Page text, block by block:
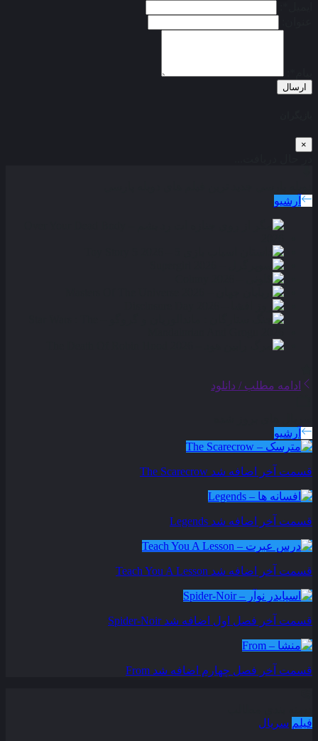
ارسال
×
آرشیو
ادامه مطلب / دانلود
آرشیو
قسمت آخر اضافه شد The Scarecrow
قسمت آخر اضافه شد Legends
قسمت آخر اضافه شد Teach You A Lesson
قسمت آخر فصل اول اضافه شد Spider-Noir
قسمت آخر فصل چهارم اضافه شد From
فیلم سریال